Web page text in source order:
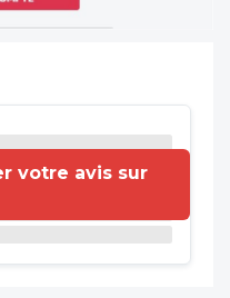
votre avis sur